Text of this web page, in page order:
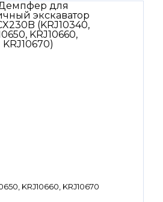
KRJ10660, KRJ10670